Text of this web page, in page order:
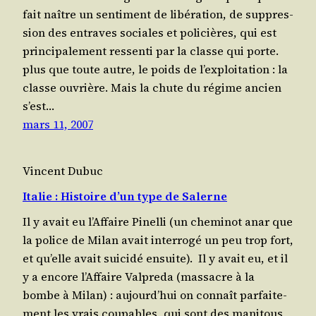
fait naître un sen­ti­ment de libé­ra­tion, de sup­pres­
sion des entraves sociales et poli­cières, qui est
prin­ci­pa­le­ment res­sen­ti par la classe qui porte.
plus que toute autre, le poids de l’ex­ploi­ta­tion : la
classe ouvrière. Mais la chute du régime ancien
s’est…
mars 11, 2007
Vincent Dubuc
Italie : Histoire d’un type de Salerne
Il y avait eu l’Af­faire Pinel­li (un che­mi­not anar que
la police de Milan avait inter­ro­gé un peu trop fort,
et qu’elle avait sui­ci­dé ensuite). Il y avait eu, et il
y a encore l’Af­faire Val­pre­da (mas­sacre à la
bombe à Milan) : aujourd’­hui on connaît par­fai­te­